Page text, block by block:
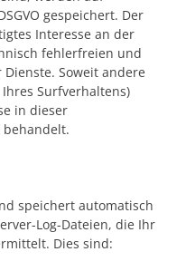
gespeichert. Der
Interesse an der
fehlerfreien und
Soweit andere
Ihres Surfverhaltens)
in dieser
behandelt.
speichert automatisch
Log-Dateien, die Ihr
Dies sind: